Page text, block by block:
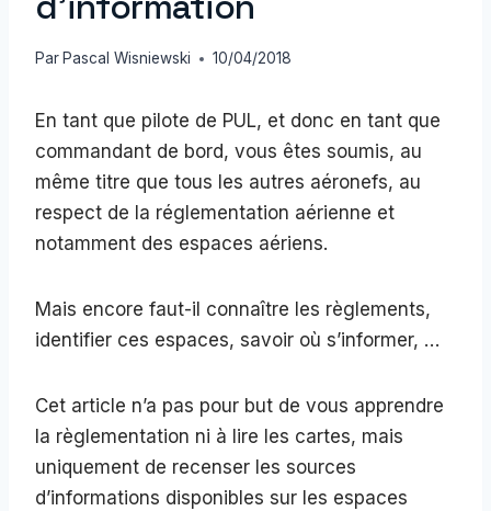
Par Pascal Wisniewski 10/04/2018
En tant que pilote de PUL, et donc en tant que
commandant de bord, vous êtes soumis, au
même titre que tous les autres aéronefs, au
respect de la réglementation aérienne et
notamment des espaces aériens.
Mais encore faut-il connaître les règlements,
identifier ces espaces, savoir où s’informer, …
Cet article n’a pas pour but de vous apprendre
la règlementation ni à lire les cartes, mais
uniquement de recenser les sources
d’informations disponibles sur les espaces